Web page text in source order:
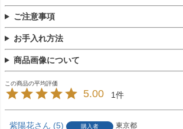
ご注意事項
お手入れ方法
商品画像について
5.00 1
紫陽花 5 購入者
東京都